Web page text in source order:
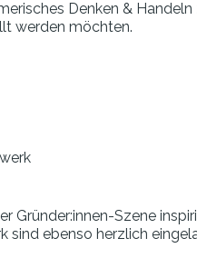
Denken &
werden möchten.
Gründer:innen-Szene
sind ebenso herzlich